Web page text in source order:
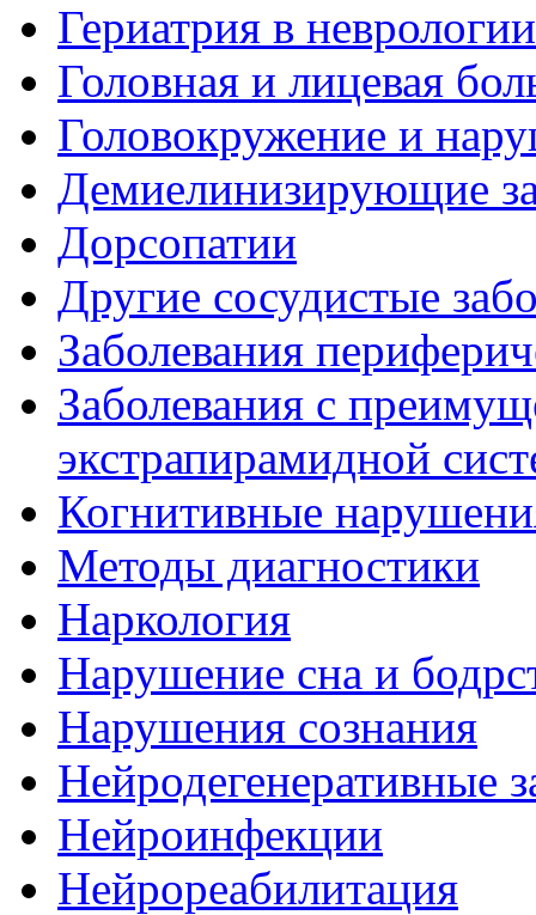
Гериатрия в неврологии
Головная и лицевая
Головокружение и
Демиелинизирующие
Дорсопатии
Другие сосудистые
Заболевания
Заболевания с
экстрапирамидной
Когнитивные
Методы диагностики
Наркология
Нарушение сна и
Нарушения сознания
Нейродегенеративные
Нейроинфекции
Нейрореабилитация